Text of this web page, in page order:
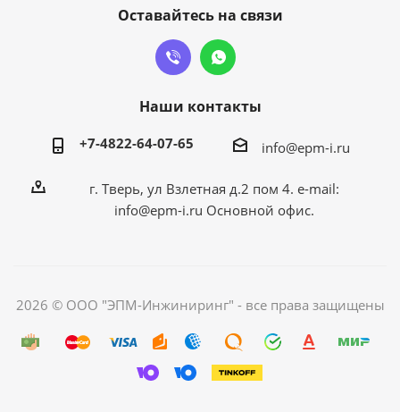
Оставайтесь на связи
Наши контакты
+7-4822-64-07-65 info@epm-i.ru
г. Тверь, ул Взлетная д.2 пом 4. e-mail:
info@epm-i.ru Основной офис.
2026 © ООО "ЭПМ-Инжиниринг" - все права защищены